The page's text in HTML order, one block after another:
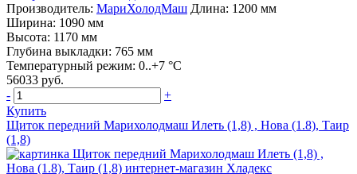
Производитель: МариХолодМаш Длина: 1200 мм
Ширина: 1090 мм
Высота: 1170 мм
Глубина выкладки: 765 мм
Температурный режим: 0..+7 °C
56033 руб.
-
+
Купить
Щиток передний Марихолодмаш Илеть (1,8) , Нова (1.8), Таир
(1,8)